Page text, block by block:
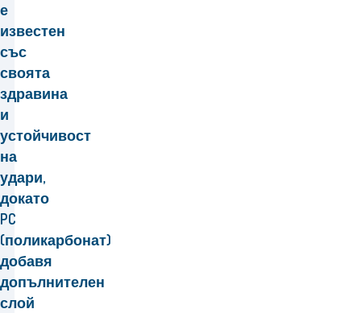
е
известен
със
своята
здравина
и
устойчивост
на
удари,
докато
PC
(поликарбонат)
добавя
допълнителен
слой